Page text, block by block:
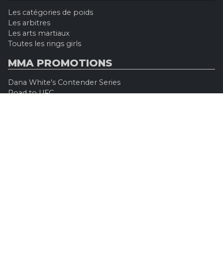
Les catégories de poids
Les arbitres
Les arts martiaux
Toutes les rings girls
MMA PROMOTIONS
Dana White's Contender Series
Road to UFC